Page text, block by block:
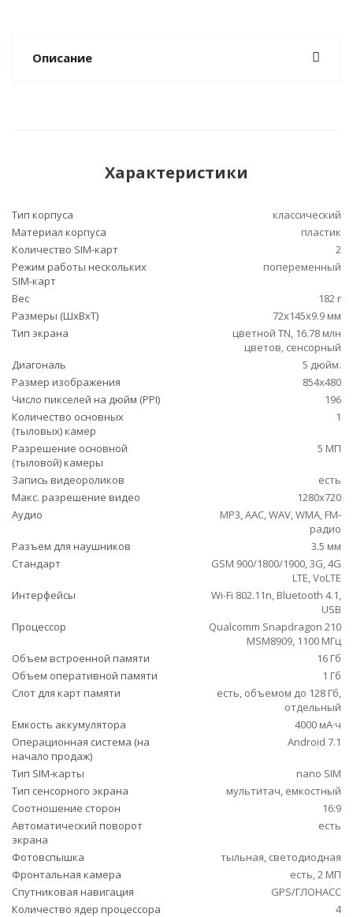
Описание
Характеристики
Тип корпуса
классический
Материал корпуса
пластик
Количество SIM-карт
2
Режим работы нескольких
SIM-карт
попеременный
Вес
182 г
Размеры (ШxВxТ)
72x145x9.9 мм
Тип экрана
цветной TN, 16.78 млн
цветов, сенсорный
Диагональ
5 дюйм.
Размер изображения
854x480
Число пикселей на дюйм (PPI)
196
Количество основных
(тыловых) камер
1
Разрешение основной
(тыловой) камеры
5 МП
Запись видеороликов
есть
Макс. разрешение видео
1280x720
Аудио
MP3, AAC, WAV, WMA, FM-
радио
Разъем для наушников
3.5 мм
Стандарт
GSM 900/1800/1900, 3G, 4G
LTE, VoLTE
Интерфейсы
Wi-Fi 802.11n, Bluetooth 4.1,
USB
Процессор
Qualcomm Snapdragon 210
MSM8909, 1100 МГц
Объем встроенной памяти
16 Гб
Объем оперативной памяти
1 Гб
Слот для карт памяти
есть, объемом до 128 Гб,
отдельный
Емкость аккумулятора
4000 мА·ч
Операционная система (на
начало продаж)
Android 7.1
Тип SIM-карты
nano SIM
Тип сенсорного экрана
мультитач, емкостный
Соотношение сторон
16:9
Автоматический поворот
экрана
есть
Фотовспышка
тыльная, светодиодная
Фронтальная камера
есть, 2 МП
Спутниковая навигация
GPS/ГЛОНАСС
Количество ядер процессора
4